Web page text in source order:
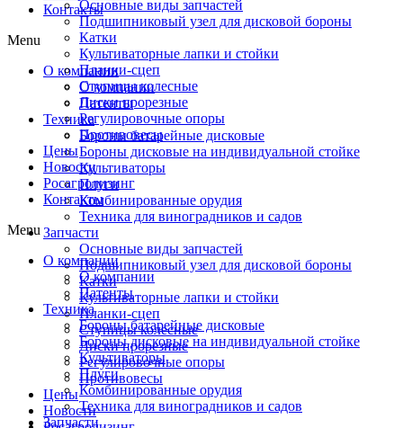
Основные виды запчастей
Подшипниковый узел для дисковой бороны
Катки
Культиваторные лапки и стойки
Планки-сцеп
Ступицы колесные
Диски прорезные
Регулировочные опоры
Противовесы
Цены
Новости
Росагролизинг
Контакты
Menu
О компании
О компании
Патенты
Техника
Бороны батарейные дисковые
Бороны дисковые на индивидуальной стойке
Культиваторы
Плуги
Комбинированные орудия
Техника для виноградников и садов
Запчасти
Контакты
Menu
О компании
О компании
Патенты
Техника
Бороны батарейные дисковые
Бороны дисковые на индивидуальной стойке
Культиваторы
Плуги
Комбинированные орудия
Техника для виноградников и садов
Запчасти
Основные виды запчастей
Подшипниковый узел для дисковой бороны
Катки
Культиваторные лапки и стойки
Планки-сцеп
Ступицы колесные
Диски прорезные
Регулировочные опоры
Противовесы
Цены
Новости